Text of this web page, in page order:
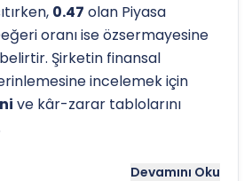
0.47 olan Piyasa
oranı ise özsermayesine
Şirketin finansal
incelemek için
ve kâr-zarar tablolarını
trendini ve potansiyelDevamını Oku